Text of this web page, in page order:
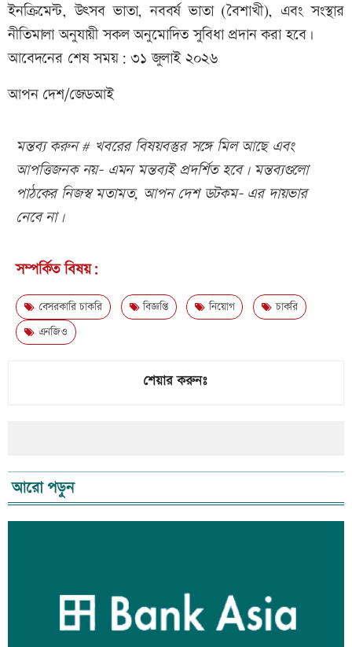
ইনক্রিমেন্ট, উৎসব ভাতা, নববর্ষ ভাতা (বৈশাখী), এবং সংস্থার
নীতিমালা অনুযায়ী সকল অনুমোদিত সুবিধা প্রদান করা হবে।
আবেদনের শেষ সময়: ৩১ জুলাই ২০২৬
আপন দেশ/জেডআই
মন্তব্য করুন # খবরের বিষয়বস্তুর সঙ্গে মিল আছে এবং
আপত্তিজনক নয়- এমন মন্তব্যই প্রদর্শিত হবে। মন্তব্যগুলো
পাঠকের নিজস্ব মতামত, আপন দেশ ডটকম- এর দায়ভার
নেবে না।
সম্পর্কিত বিষয়:
বেসরকারি চাকরি বিজ্ঞপ্তি নিয়োগ
চাকরি
এনজিও
শেয়ার করুনঃ
আরো পড়ুন